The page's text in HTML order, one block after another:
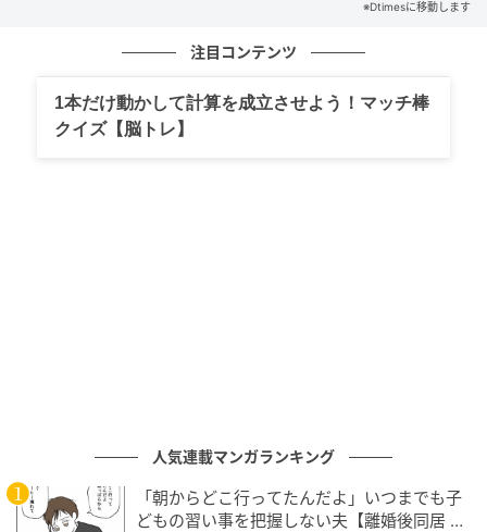
2026年の音楽祭では、会場が日比谷公園にとどまらず
「街」へと広がります。
野音（日比谷野外大音楽堂）の改修に伴い、東京国際
フォーラム ホールAが新たなステージとして加わり、
ショッピングセンター）の開発に加え、大型アリーナ
を核とした都市開発事業も手掛けています。
※Dtimesに移動します
注目コンテンツ
1本だけ動かして計算を成立させよう！マッチ棒
クイズ【脳トレ】
人気連載マンガランキング
「朝からどこ行ってたんだよ」いつまでも子
どもの習い事を把握しない夫【離婚後同居 Vo